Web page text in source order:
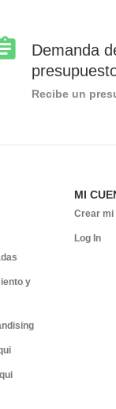
Demanda
Recibe un
y
MI
Crear mi
Log In